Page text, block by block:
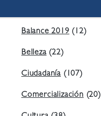
Balance 2019(12)
Belleza(22)
Ciudadanía (107)
Comercialización(20)